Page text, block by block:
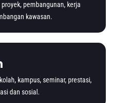
pembangunan, kerja
kawasan.
kampus, seminar, prestasi,
dan sosial.